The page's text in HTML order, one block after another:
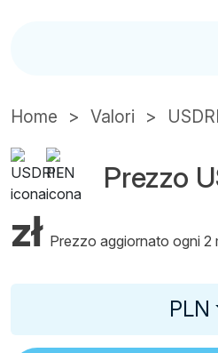
Home Valori
Prezzo
zł Prezzo aggiornato ogni 2
PLN